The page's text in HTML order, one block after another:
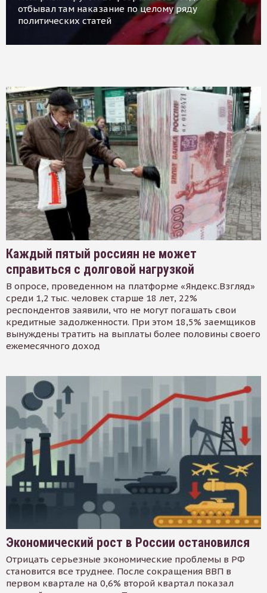
отбывал там наказание по целому ряду
политических статей
Каждый пятый россиян не может
справиться с долговой нагрузкой
В опросе, проведенном на платформе «Яндекс.Взгляд»
среди 1,2 тыс. человек старше 18 лет, 22%
респондентов заявили, что не могут погашать свои
кредитные задолженности. При этом 18,5% заемщиков
вынуждены тратить на выплаты более половины своего
ежемесячного доход
Экономический рост в России остановился
Отрицать серьезные экономические проблемы в РФ
становится все труднее. После сокращения ВВП в
первом квартале на 0,6% второй квартал показал